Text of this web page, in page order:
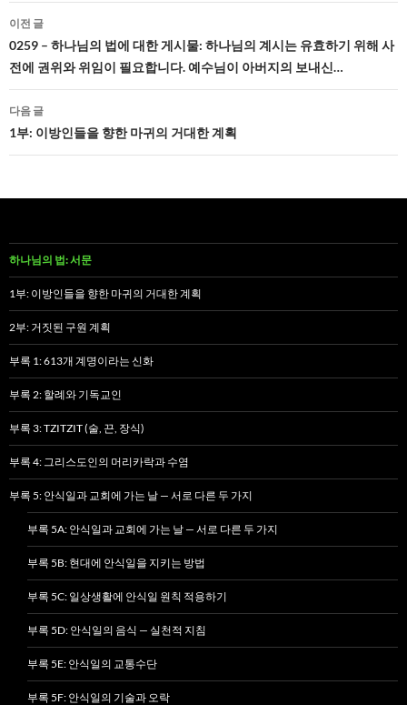
글
네
비
게
이
이전 글
0259 – 하나님의 법에 대한 게시물: 하나님의 계시는 유효하기 위해 사
전에 권위와 위임이 필요합니다. 예수님이 아버지의 보내신…
다음 글
1부: 이방인들을 향한 마귀의 거대한 계획
하나님의 법: 서문
1부: 이방인들을 향한 마귀의 거대한 계획
2부: 거짓된 구원 계획
부록 1: 613개 계명이라는 신화
부록 2: 할례와 기독교인
부록 3: TZITZIT (술, 끈, 장식)
부록 4: 그리스도인의 머리카락과 수염
부록 5: 안식일과 교회에 가는 날 — 서로 다른 두 가지
부록 5A: 안식일과 교회에 가는 날 — 서로 다른 두 가지
부록 5B: 현대에 안식일을 지키는 방법
부록 5C: 일상생활에 안식일 원칙 적용하기
부록 5D: 안식일의 음식 — 실천적 지침
부록 5E: 안식일의 교통수단
부록 5F: 안식일의 기술과 오락